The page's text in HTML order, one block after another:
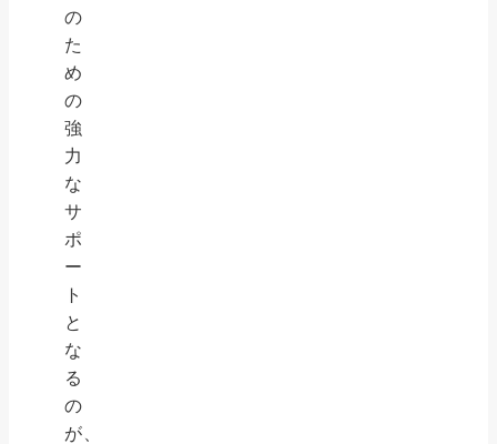
の
た
め
の
強
力
な
サ
ポ
ー
ト
と
な
る
の
が、